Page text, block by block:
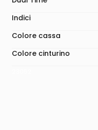
Indici
Colore cassa
Colore cinturino